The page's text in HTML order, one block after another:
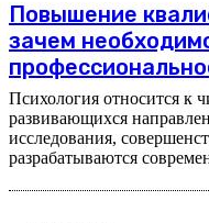
Повышение
зачем
Психология относится к
развивающихся
исследования,
разрабатываются